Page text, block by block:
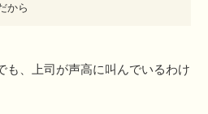
から
、上司が声高に叫んでいるわけ